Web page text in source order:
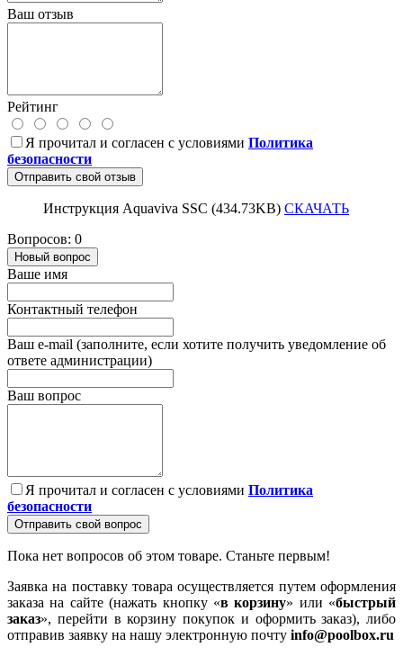
Ваш отзыв
Рейтинг
Я прочитал и согласен с условиями Политика
безопасности
Отправить свой отзыв
Инструкция Aquaviva SSC (434.73KB) СКАЧАТЬ
Вопросов: 0
Новый вопрос
Ваше имя
Контактный телефон
Ваш e-mail (заполните, если хотите получить уведомление об
ответе администрации)
Ваш вопрос
Я прочитал и согласен с условиями Политика
безопасности
Отправить свой вопрос
Пока нет вопросов об этом товаре. Станьте первым!
Заявка на поставку товара осуществляется путем оформления
заказа на сайте (нажать кнопку «в корзину» или «быстрый
заказ», перейти в корзину покупок и оформить заказ), либо
отправив заявку на нашу электронную почту info@poolbox.ru